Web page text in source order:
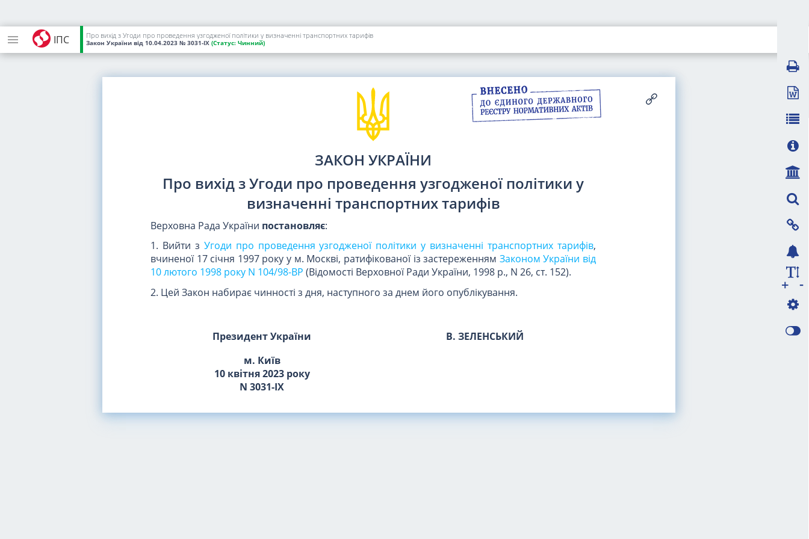
ІПС Про вихід з Угоди про проведення узгодженої політики у визначенні транспортних тарифів
Закон України від 10.04.2023 № 3031-IX (Статус: Чинний)
ЗАКОН УКРАЇНИ
Про вихід з Угоди про проведення узгодженої політики у
визначенні транспортних тарифів
Верховна Рада України постановляє:
1. Вийти з Угоди про проведення узгодженої політики у визначенні транспортних тарифів,
вчиненої 17 січня 1997 року у м. Москві, ратифікованої із застереженням Законом України від
10 лютого 1998 року N 104/98-ВР (Відомості Верховної Ради України, 1998 р., N 26, ст. 152).
2. Цей Закон набирає чинності з дня, наступного за днем його опублікування.
Президент України
В. ЗЕЛЕНСЬКИЙ
м. Київ
10 квітня 2023 року
N 3031-IX
-
+